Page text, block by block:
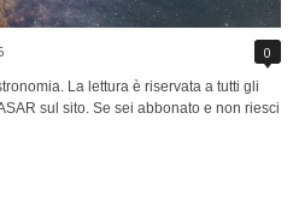
0
La lettura è riservata a tutti gli
sul sito. Se sei abbonato e non riesci